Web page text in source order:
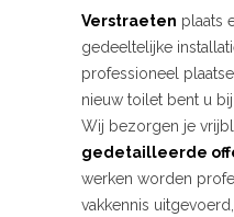
Verstraeten plaats
gedeeltelijke
professioneel
nieuw toilet bent u bij
Wij bezorgen je
gedetailleerde
werken worden
vakkennis